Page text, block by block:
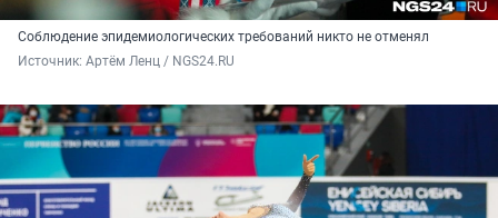
Соблюдение эпидемиологических требований никто не отменял
Источник: Артём Ленц / NGS24.RU